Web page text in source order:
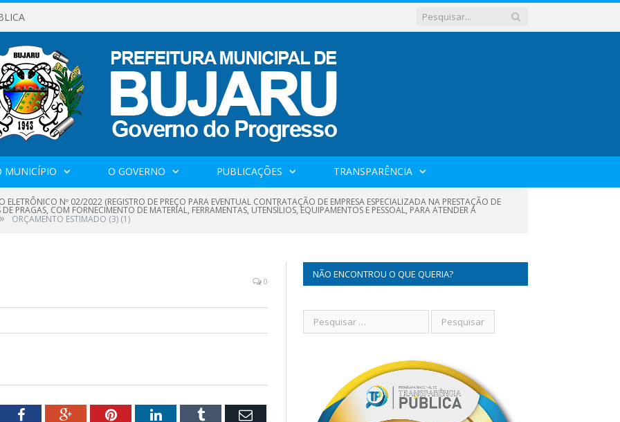
MUNICÍPIO O GOVERNO PUBLICAÇÕES TRANSPARÊNCIA
ELETRÔNICO Nº 02/2022 (REGISTRO DE PREÇO PARA EVENTUAL CONTRATAÇÃO DE EMPRESA ESPECIALIZADA NA PRESTAÇÃO DE
PRAGAS, COM FORNECIMENTO DE MATERIAL, FERRAMENTAS, UTENSÍLIOS, EQUIPAMENTOS E PESSOAL, PARA ATENDER A
» ORÇAMENTO ESTIMADO (3) (1)
0
FacebookGoogle+PinterestLinkedInTumblr Email
NÃO ENCONTROU O QUE QUERIA?